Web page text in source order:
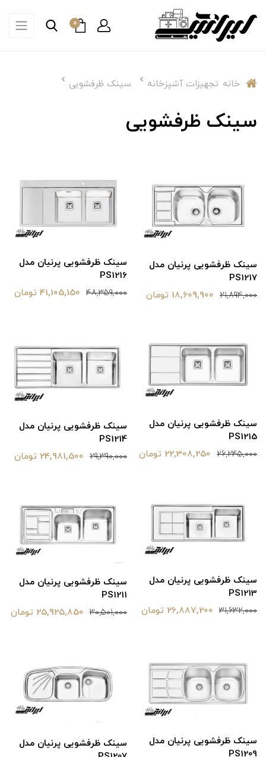
0
خانه تجهیزات آشپزخانه سینک ظرفشویی
سینک ظرفشویی
سینک ظرفشویی پرنیان مدل
PS1217
21,894,000 18,609,900 تومان
سینک ظرفشویی پرنیان مدل
PS1216
48,359,000 41,105,150 تومان
سینک ظرفشویی پرنیان مدل
PS1215
26,245,000 22,308,250 تومان
سینک ظرفشویی پرنیان مدل
PS1214
29,390,000 24,981,500 تومان
سینک ظرفشویی پرنیان مدل
PS1213
31,632,000 26,887,200 تومان
سینک ظرفشویی پرنیان مدل
PS1211
30,501,000 25,925,850 تومان
سینک ظرفشویی پرنیان مدل
سینک ظرفشویی پرنیان مدل